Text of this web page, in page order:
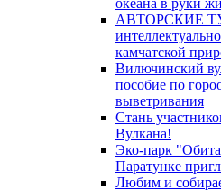
океана в руки
АВТОРСКИЕ
камчатской
Вилючинский
пособие по
выветривания
Стань
Вулкана!
Эко-парк
Паратунке
Любим и